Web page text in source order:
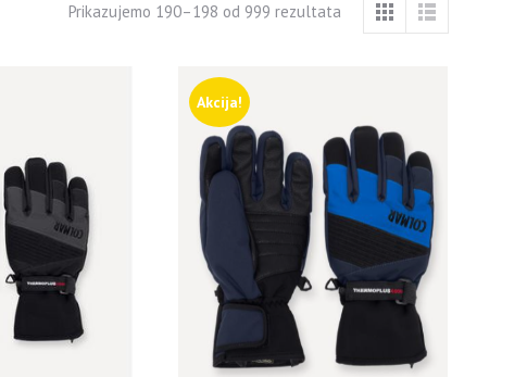
Prikazujemo 190–198 od 999 rezultata
Akcija!